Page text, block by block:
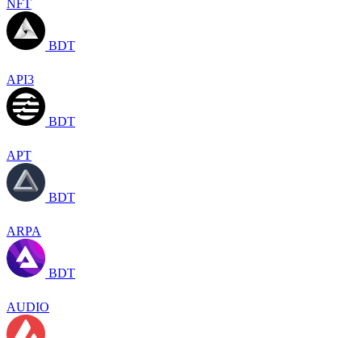
NFT
BDT
API3
BDT
APT
BDT
ARPA
BDT
AUDIO